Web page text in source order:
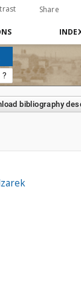
Share
?
bibliography